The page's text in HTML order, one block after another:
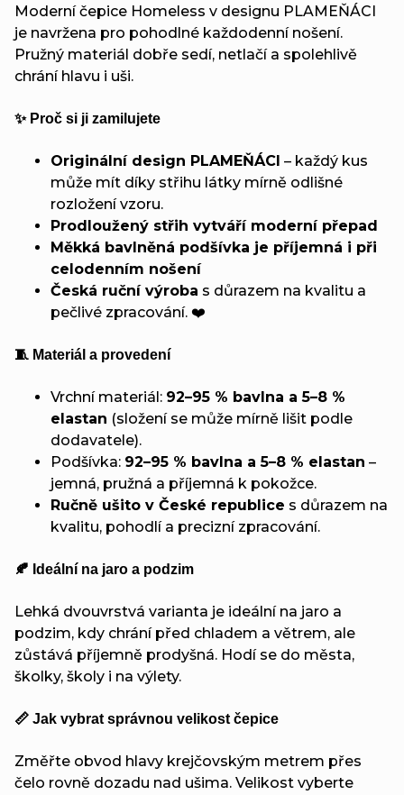
Moderní čepice Homeless v designu PLAMEŇÁCI
je navržena pro pohodlné každodenní nošení.
Pružný materiál dobře sedí, netlačí a spolehlivě
chrání hlavu i uši.
✨ Proč si ji zamilujete
Originální design PLAMEŇÁCI – každý kus
může mít díky střihu látky mírně odlišné
rozložení vzoru.
Prodloužený střih vytváří moderní přepad
Měkká bavlněná podšívka je příjemná i při
celodenním nošení
Česká ruční výroba s důrazem na kvalitu a
pečlivé zpracování. ❤️
🧵 Materiál a provedení
Vrchní materiál: 92–95 % bavlna a 5–8 %
elastan (složení se může mírně lišit podle
dodavatele).
Podšívka: 92–95 % bavlna a 5–8 % elastan –
jemná, pružná a příjemná k pokožce.
Ručně ušito v České republice s důrazem na
kvalitu, pohodlí a precizní zpracování.
🍂 Ideální na jaro a podzim
Lehká dvouvrstvá varianta je ideální na jaro a
podzim, kdy chrání před chladem a větrem, ale
zůstává příjemně prodyšná. Hodí se do města,
školky, školy i na výlety.
📏 Jak vybrat správnou velikost čepice
Změřte obvod hlavy krejčovským metrem přes
čelo rovně dozadu nad ušima. Velikost vyberte